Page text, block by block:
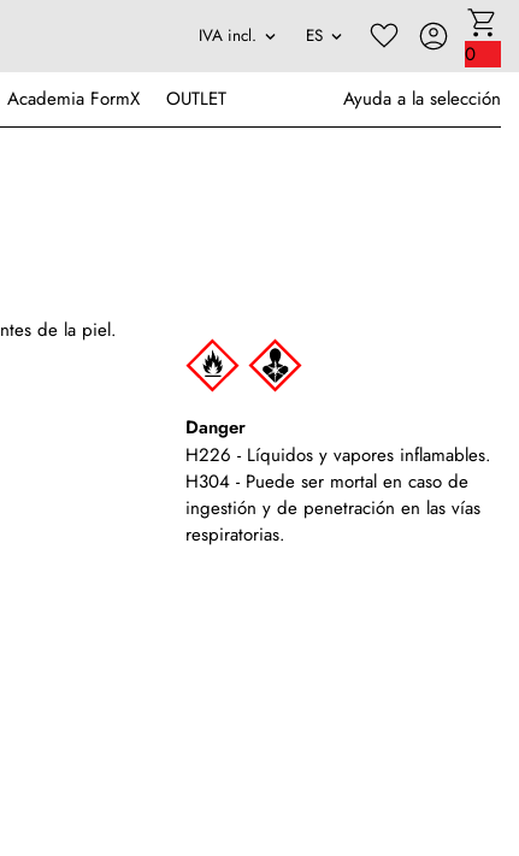
0
Academia FormX OUTLET Ayuda a la selección
de la piel.
Danger
H226 - Líquidos y vapores inflamables.
H304 - Puede ser mortal en caso de
ingestión y de penetración en las vías
respiratorias.